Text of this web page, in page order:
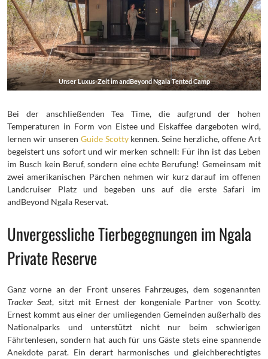
Unser Luxus-Zelt im andBeyond Ngala Tented Camp
Bei der anschließenden Tea Time, die aufgrund der hohen
Temperaturen in Form von Eistee und Eiskaffee dargeboten wird,
lernen wir unseren Guide Scottykennen. Seine herzliche, offene Art
begeistert uns sofort und wir merken schnell: Für ihn ist das Leben
im Busch kein Beruf, sondern eine echte Berufung! Gemeinsam mit
zwei amerikanischen Pärchen nehmen wir kurz darauf im offenen
Landcruiser Platz und begeben uns auf die erste Safari im
andBeyond Ngala Reservat.
Unvergessliche Tierbegegnungen im Ngala
Private Reserve
Ganz vorne an der Front unseres Fahrzeuges, dem sogenannten
Tracker Seat, sitzt mit Ernest der kongeniale Partner von Scotty.
Ernest kommt aus einer der umliegenden Gemeinden außerhalb des
Nationalparks und unterstützt nicht nur beim schwierigen
Fährtenlesen, sondern hat auch für uns Gäste stets eine spannende
Anekdote parat. Ein derart harmonisches und gleichberechtigtes